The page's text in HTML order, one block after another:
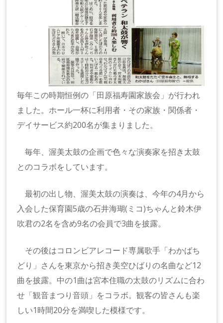
毎年この時期恒例の「田原福寿園家族会」が行われ
ました。ホール一杯に利用者・その家族・関係者・
デイサービス約200名が集まりました。
毎年、渥美太鼓の企画で色々な演奏家を招き太鼓
とのコラボをしています。
最初の出し物、渥美太鼓の演奏は、今年の4月から
入会した保育園5歳の石井海瑚(ミコ)ちゃんと鈴木伊
吹君の2名を含め9名の会員で3曲を披露。
その後はコロンビアレコード専属歌手「わかばち
どり」さんを東京から招き美空ひばりの名曲など12
曲を披露。中の1曲は宮本住職の太鼓のリズムに合わ
せ「観音まつり音頭」をコラボ。観客の皆さんも楽
しい1時間20分を満喫した模様です。